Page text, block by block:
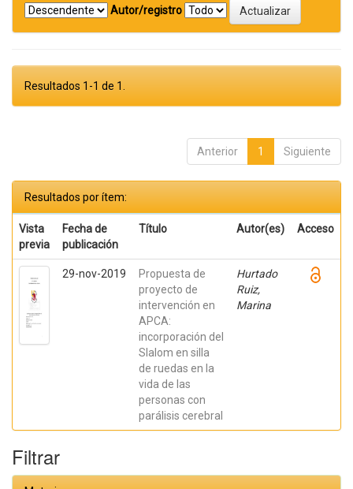
Autor/registro
Resultados 1-1 de 1.
Anterior 1 Siguiente
Resultados por ítem:
Vista
previa
Fecha de
publicación
Título Autor(es) Acceso
29-nov-2019
Propuesta de
proyecto de
intervención en
APCA:
incorporación del
Slalom en silla
de ruedas en la
vida de las
personas con
parálisis cerebral
Hurtado
Ruiz,
Marina
Filtrar